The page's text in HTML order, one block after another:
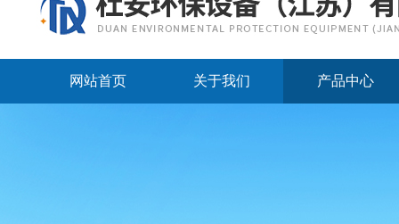
网站首页 关于我们 产品中心